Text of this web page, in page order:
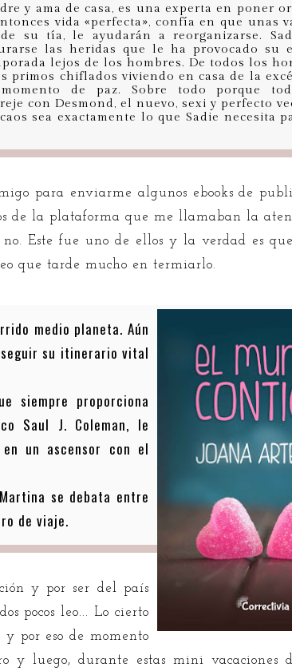
y ama de casa, es una experta en poner
vida «perfecta», confía en que unas
su tía, le ayudarán a reorganizarse.
las heridas que le ha provocado su
lejos de los hombres. De todos los
primos chiflados viviendo en casa de la
de paz. Sobre todo porque
con Desmond, el nuevo, sexi y perfecto
sea exactamente lo que Sadie necesita
para enviarme algunos ebooks de
de la plataforma que me llamaban la
Este fue uno de ellos y la verdad es
que tarde mucho en termiarlo.
medio planeta. Aún
su itinerario vital
siempre proporciona
Saul J. Coleman, le
un ascensor con el
se debata entre
de viaje.
y por ser del país
pocos leo... Lo cierto
por eso de momento
luego, durante estas mini vacaciones